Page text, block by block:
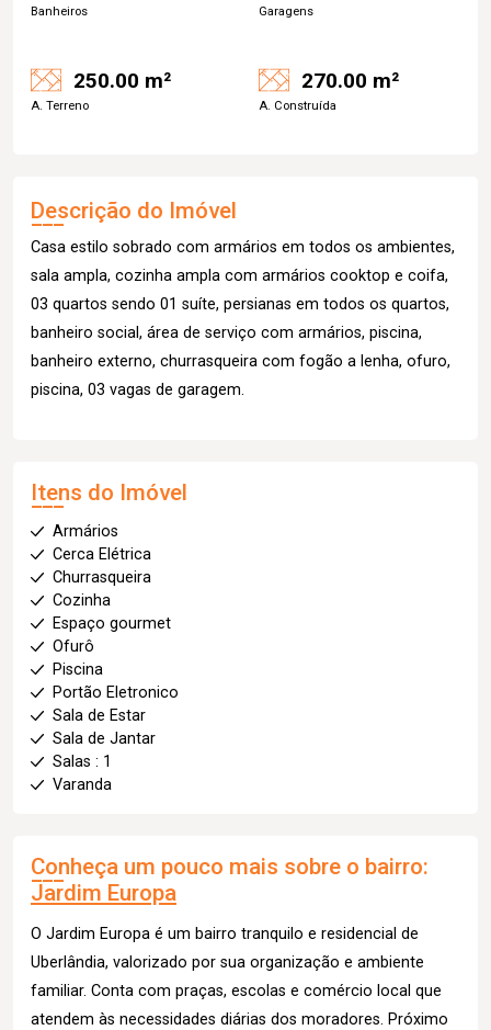
Banheiros Garagens
250.00 m²
A. Terreno
270.00 m²
A. Construída
Descrição do Imóvel
Casa estilo sobrado com armários em todos os ambientes,
sala ampla, cozinha ampla com armários cooktop e coifa,
03 quartos sendo 01 suíte, persianas em todos os quartos,
banheiro social, área de serviço com armários, piscina,
banheiro externo, churrasqueira com fogão a lenha, ofuro,
piscina, 03 vagas de garagem.
Itens do Imóvel
Armários
Cerca Elétrica
Churrasqueira
Cozinha
Espaço gourmet
Ofurô
Piscina
Portão Eletronico
Sala de Estar
Sala de Jantar
Salas : 1
Varanda
Conheça um pouco mais sobre o bairro:
Jardim Europa
O Jardim Europa é um bairro tranquilo e residencial de
Uberlândia, valorizado por sua organização e ambiente
familiar. Conta com praças, escolas e comércio local que
atendem às necessidades diárias dos moradores. Próximo